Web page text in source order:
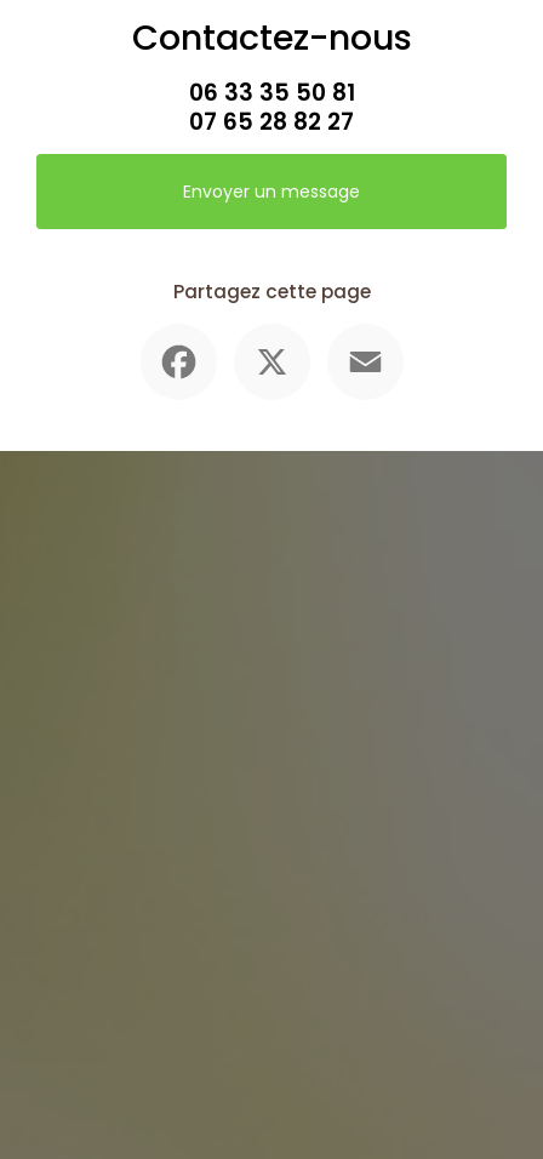
Contactez-nous
06 33 35 50 81
07 65 28 82 27
Envoyer un message
Partagez cette page